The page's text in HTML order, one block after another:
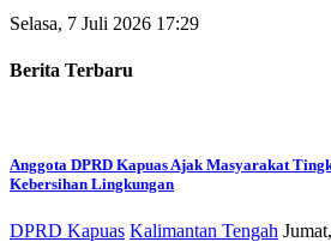
Selasa, 7 Juli 2026 17:29
Berita Terbaru
Anggota DPRD Kapuas Ajak Masyarakat
Kebersihan Lingkungan
DPRD Kapuas Kalimantan Tengah